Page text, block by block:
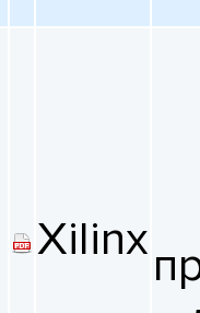
Xilinx